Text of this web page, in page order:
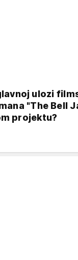
ulozi
"The Bell
projektu?